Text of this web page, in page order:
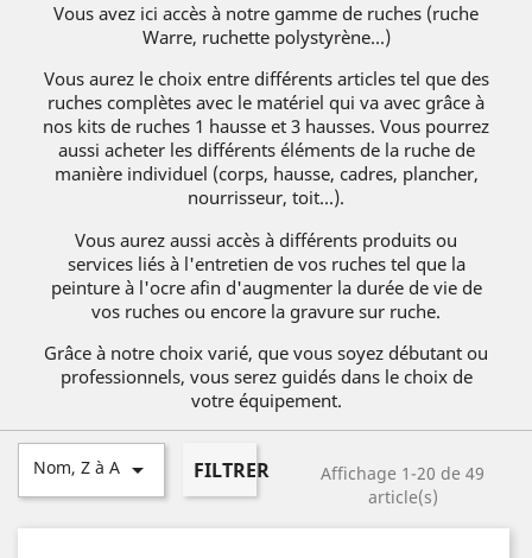
Vous avez ici accès à notre gamme de ruches (ruche
Warre, ruchette polystyrène...)
Vous aurez le choix entre différents articles tel que des
ruches complètes avec le matériel qui va avec grâce à
nos kits de ruches 1 hausse et 3 hausses. Vous pourrez
aussi acheter les différents éléments de la ruche de
manière individuel (corps, hausse, cadres, plancher,
nourrisseur, toit...).
Vous aurez aussi accès à différents produits ou
services liés à l'entretien de vos ruches tel que la
peinture à l'ocre afin d'augmenter la durée de vie de
vos ruches ou encore la gravure sur ruche.
Grâce à notre choix varié, que vous soyez débutant ou
professionnels, vous serez guidés dans le choix de
votre équipement.
Nom, Z à A  FILTRER
Affichage 1-20 de 49
article(s)